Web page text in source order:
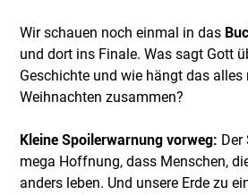
Wir schauen noch einmal in das
und dort ins Finale. Was sagt Gott
Geschichte und wie hängt das alles
Weihnachten zusammen?
Kleine Spoilerwarnung vorweg: Der
mega Hoffnung, dass Menschen,
anders leben. Und unsere Erde zu